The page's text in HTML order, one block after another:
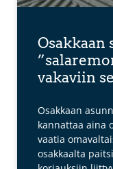
Osakkaan
vakaviin
Osakkaan
kannattaa aina
vaatia
osakkaalta